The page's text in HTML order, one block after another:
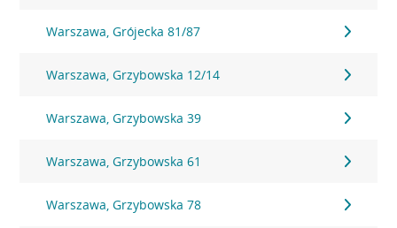
Warszawa, Grójecka 81/87
Warszawa, Grzybowska 12/14
Warszawa, Grzybowska 39
Warszawa, Grzybowska 61
Warszawa, Grzybowska 78